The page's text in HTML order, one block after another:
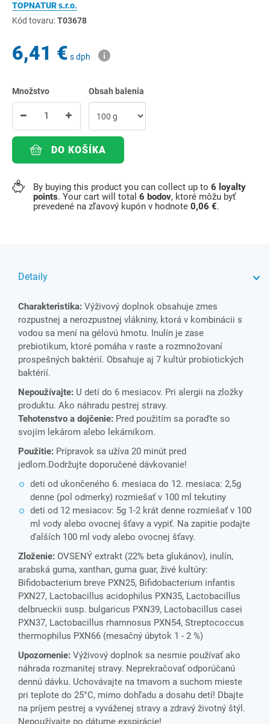
TOPNATUR s.r.o.
Kód tovaru:T03678
6,41 € s dph
Množstvo Obsah balenia
DO KOŠÍKA
By buying this product you can collect up to 6 loyalty
points. Your cart will total 6 bodov, ktoré môžu byť
prevedené na zľavový kupón v hodnote 0,06 €.
Detaily
Charakteristika: Výživový doplnok obsahuje zmes
rozpustnej a nerozpustnej vlákniny, ktorá v kombinácii s
vodou sa mení na gélovú hmotu. Inulín je zase
prebiotikum, ktoré pomáha v raste a rozmnožovaní
prospešných baktérií. Obsahuje aj 7 kultúr probiotických
baktérií.
Nepoužívajte: U detí do 6 mesiacov. Pri alergii na zložky
produktu. Ako náhradu pestrej stravy.
Tehotenstvo a dojčenie: Pred použitím sa poraďte so
svojím lekárom alebo lekárnikom.
Použitie: Prípravok sa užíva 20 minút pred
jedlom.Dodržujte doporučené dávkovanie!
deti od ukončeného 6. mesiaca do 12. mesiaca: 2,5g
denne (pol odmerky) rozmiešať v 100 ml tekutiny
deti od 12 mesiacov: 5g 1-2 krát denne rozmiešať v 100
ml vody alebo ovocnej šťavy a vypiť. Na zapitie podajte
ďalších 100 ml vody alebo ovocnej šťavy.
Zloženie: OVSENÝ extrakt (22% beta glukánov), inulín,
arabská guma, xanthan, guma guar, živé kultúry:
Bifidobacterium breve PXN25, Bifidobacterium infantis
PXN27, Lactobacillus acidophilus PXN35, Lactobacillus
delbrueckii susp. bulgaricus PXN39, Lactobacillus casei
PXN37, Lactobacillus rhamnosus PXN54, Streptococcus
thermophilus PXN66 (mesačný úbytok 1 - 2 %)
Upozornenie: Výživový doplnok sa nesmie používať ako
náhrada rozmanitej stravy. Neprekračovať odporúčanú
dennú dávku. Uchovávajte na tmavom a suchom mieste
pri teplote do 25°C, mimo dohľadu a dosahu detí! Dbajte
na príjem pestrej a vyváženej stravy a zdravý životný štýl.
Nepoužívajte po dátume exspirácie!